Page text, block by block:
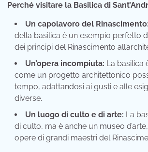
Perché visitare la Basilica di
Un capolavoro del Rinascimento:
della basilica è un esempio perfetto
dei principi del Rinascimento
Un’opera incompiuta: La basilica
come un progetto architettonico
tempo, adattandosi ai gusti e alle
diverse.
Un luogo di culto e di arte: La
di culto, ma è anche un museo
opere di grandi maestri del